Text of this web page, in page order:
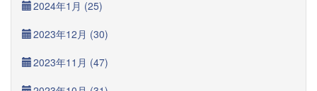
2024年1月 (25)
2023年12月 (30)
2023年11月 (47)